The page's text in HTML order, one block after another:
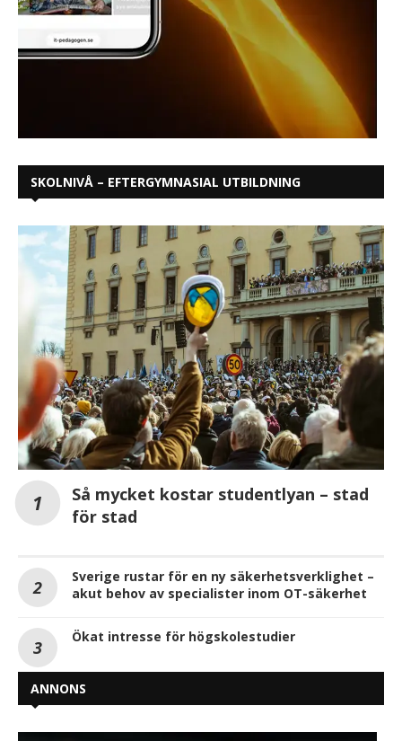
SKOLNIVÅ – EFTERGYMNASIAL UTBILDNING
Så mycket kostar studentlyan – stad
för stad
Sverige rustar för en ny säkerhetsverklighet –
akut behov av specialister inom OT-säkerhet
Ökat intresse för högskolestudier
ANNONS